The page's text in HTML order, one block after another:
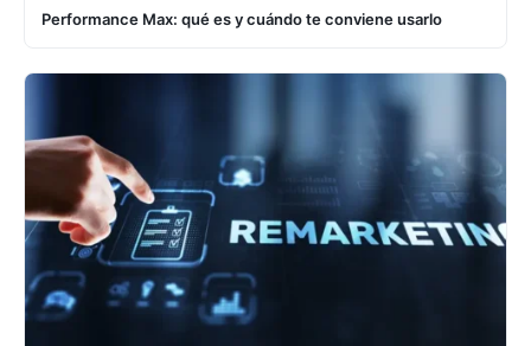
Performance Max: qué es y cuándo te conviene usarlo